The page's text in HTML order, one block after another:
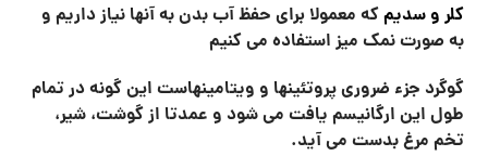
کلر و سدیمکه معمولا برای حفظ آب بدن به آنها نیاز داریم و
به صورت نمک میز استفاده می کنیم
گوگرد جزء ضروری پروتئینها و ویتامینهاست این گونه در تمام
طول این ارگانیسم یافت می شود و عمدتا از گوشت، شیر،
تخم مرغ بدست می آید.